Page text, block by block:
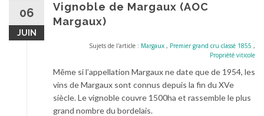
06
JUIN
Vignoble de Margaux (AOC
Margaux)
Sujets de l'article : Margaux , Premier grand cru classé 1855 ,
Propriété viticole
Même si l’appellation Margaux ne date que de 1954, les
vins de Margaux sont connus depuis la fin du XVe
siècle. Le vignoble couvre 1500ha et rassemble le plus
grand nombre du bordelais.